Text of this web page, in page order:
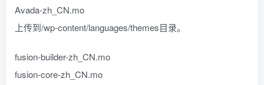
Avada-zh_CN.mo
上传到/wp-content/languages/themes目录。
fusion-builder-zh_CN.mo
fusion-core-zh_CN.mo